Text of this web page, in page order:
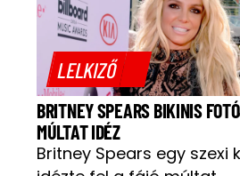
LELKIZŐ
BRITNEY SPEARS BIKINIS
MÚLTAT IDÉZ
Britney Spears egy szexi